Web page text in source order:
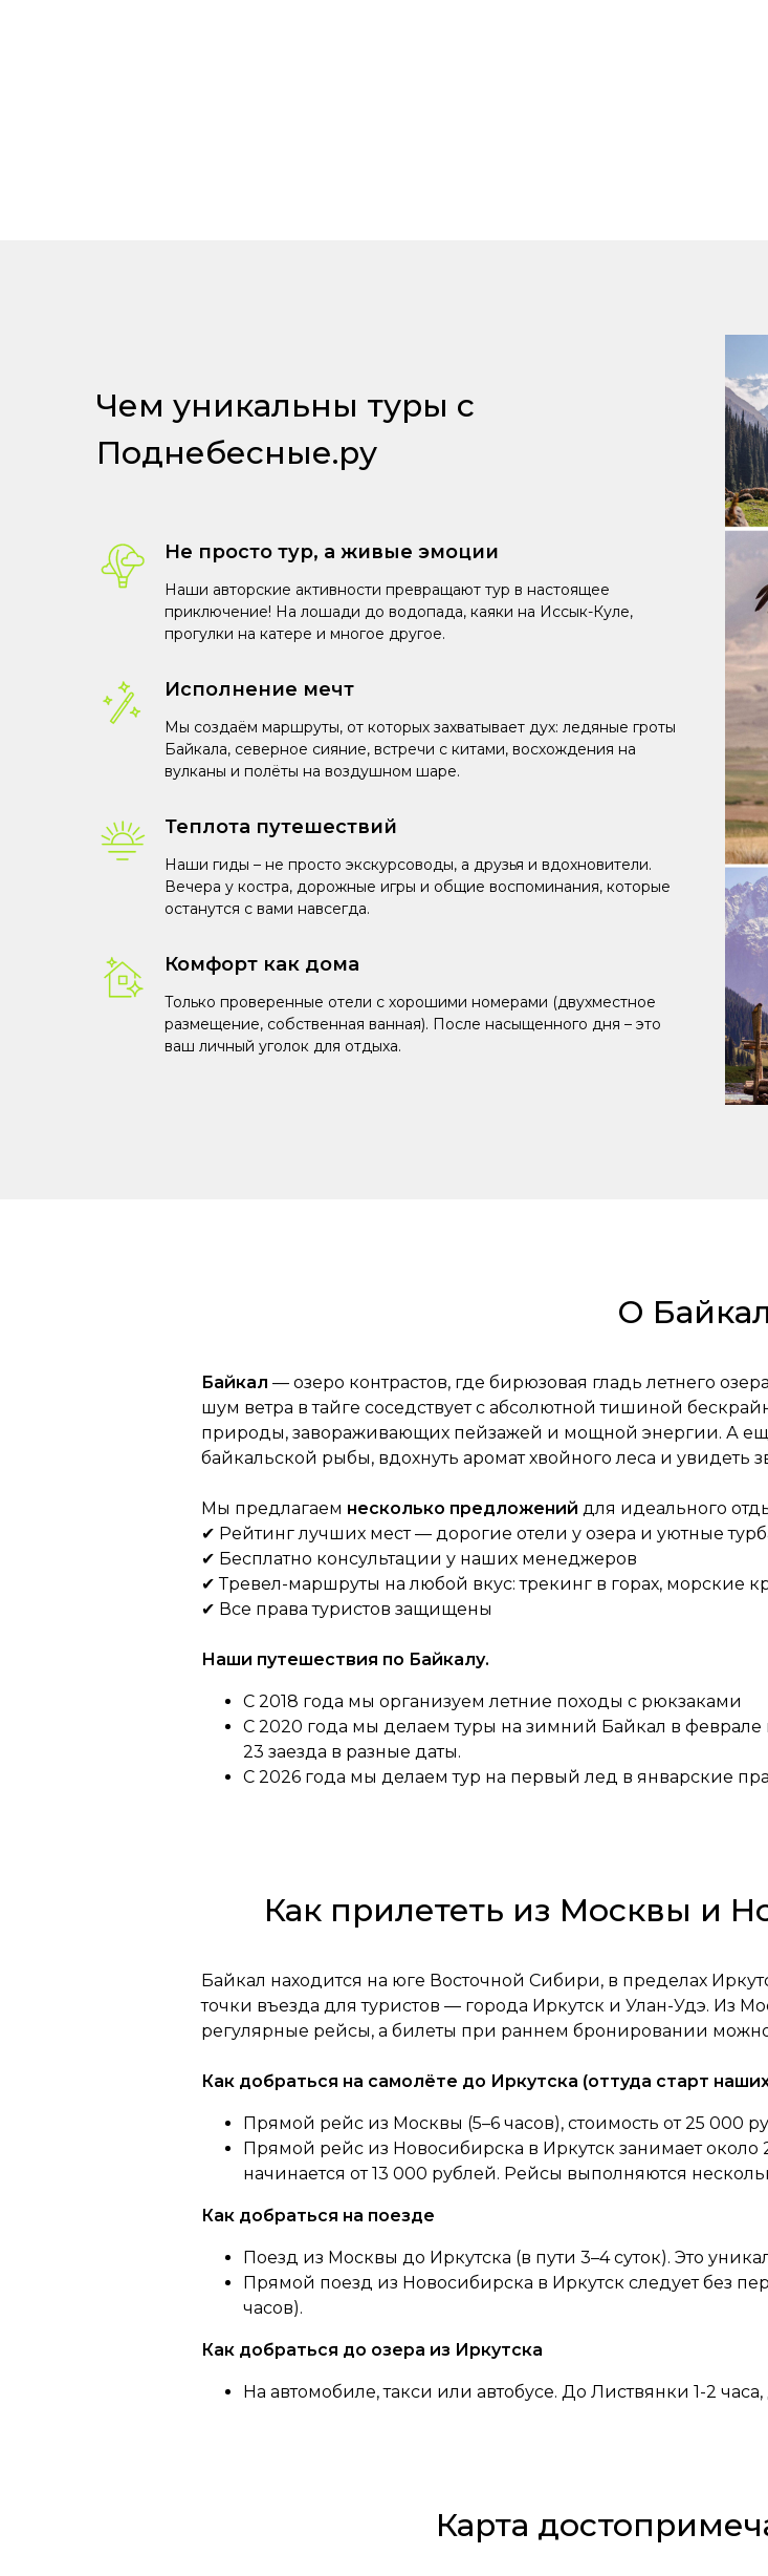
Чем уникальны туры с
Поднебесные.ру
Не просто тур, а живые эмоции
Наши авторские активности превращают тур в настоящее
приключение! На лошади до водопада, каяки на Иссык-Куле,
прогулки на катере и многое другое.
Исполнение мечт
Мы создаём маршруты, от которых захватывает дух: ледяные гроты
Байкала, северное сияние, встречи с китами, восхождения на
вулканы и полёты на воздушном шаре.
Теплота путешествий
Наши гиды – не просто экскурсоводы, а друзья и вдохновители.
Вечера у костра, дорожные игры и общие воспоминания, которые
останутся с вами навсегда.
Комфорт как дома
Только проверенные отели с хорошими номерами (двухместное
размещение, собственная ванная). После насыщенного дня – это
ваш личный уголок для отдыха.
О
Байкал — озеро контрастов, где бирюзовая гладь летнего
шум ветра в тайге соседствует с абсолютной тишиной
природы, завораживающих пейзажей и мощной энергии. А
байкальской рыбы, вдохнуть аромат хвойного леса и увидеть
Мы предлагаем несколько предложений для идеального
✔ Рейтинг лучших мест — дорогие отели у озера и уютные
✔ Бесплатно консультации у наших менеджеров
✔ Тревел-маршруты на любой вкус: трекинг в горах, морские
✔ Все права туристов защищены
Наши путешествия по Байкалу.
С 2018 года мы организуем летние походы с рюкзаками
С 2020 года мы делаем туры на зимний Байкал в феврале
23 заезда в разные даты.
С 2026 года мы делаем тур на первый лед в январские
Как прилететь из Москвы и
Байкал находится на юге Восточной Сибири, в пределах
точки въезда для туристов — города Иркутск и Улан-Удэ. Из
регулярные рейсы, а билеты при раннем бронировании
Как добраться на самолёте до Иркутска (оттуда старт
Прямой рейс из Москвы (5–6 часов), стоимость от 25 000
Прямой рейс из Новосибирска в Иркутск занимает около
начинается от 13 000 рублей. Рейсы выполняются
Как добраться на поезде
Поезд из Москвы до Иркутска (в пути 3–4 суток). Это
Прямой поезд из Новосибирска в Иркутск следует без
часов).
Как добраться до озера из Иркутска
На автомобиле, такси или автобусе. До Листвянки 1-2
Карта